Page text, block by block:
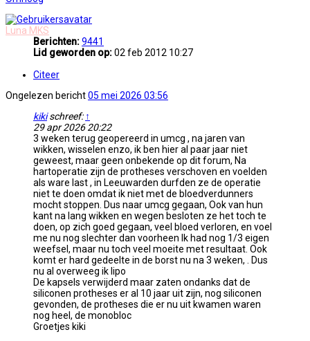
Luna MKS
Berichten:9441
Lid geworden op:02 feb 2012 10:27
Citeer
Ongelezen bericht05 mei 2026 03:56
kikischreef: ↑
29 apr 2026 20:22
3 weken terug geopereerd in umcg , na jaren van
wikken, wisselen enzo, ik ben hier al paar jaar niet
geweest, maar geen onbekende op dit forum, Na
hartoperatie zijn de protheses verschoven en voelden
als ware last , in Leeuwarden durfden ze de operatie
niet te doen omdat ik niet met de bloedverdunners
mocht stoppen. Dus naar umcg gegaan, Ook van hun
kant na lang wikken en wegen besloten ze het toch te
doen, op zich goed gegaan, veel bloed verloren, en voel
me nu nog slechter dan voorheen Ik had nog 1/3 eigen
weefsel, maar nu toch veel moeite met resultaat. Ook
komt er hard gedeelte in de borst nu na 3 weken, . Dus
nu al overweeg ik lipo
De kapsels verwijderd maar zaten ondanks dat de
siliconen protheses er al 10 jaar uit zijn, nog siliconen
gevonden, de protheses die er nu uit kwamen waren
nog heel, de monobloc
Groetjes kiki